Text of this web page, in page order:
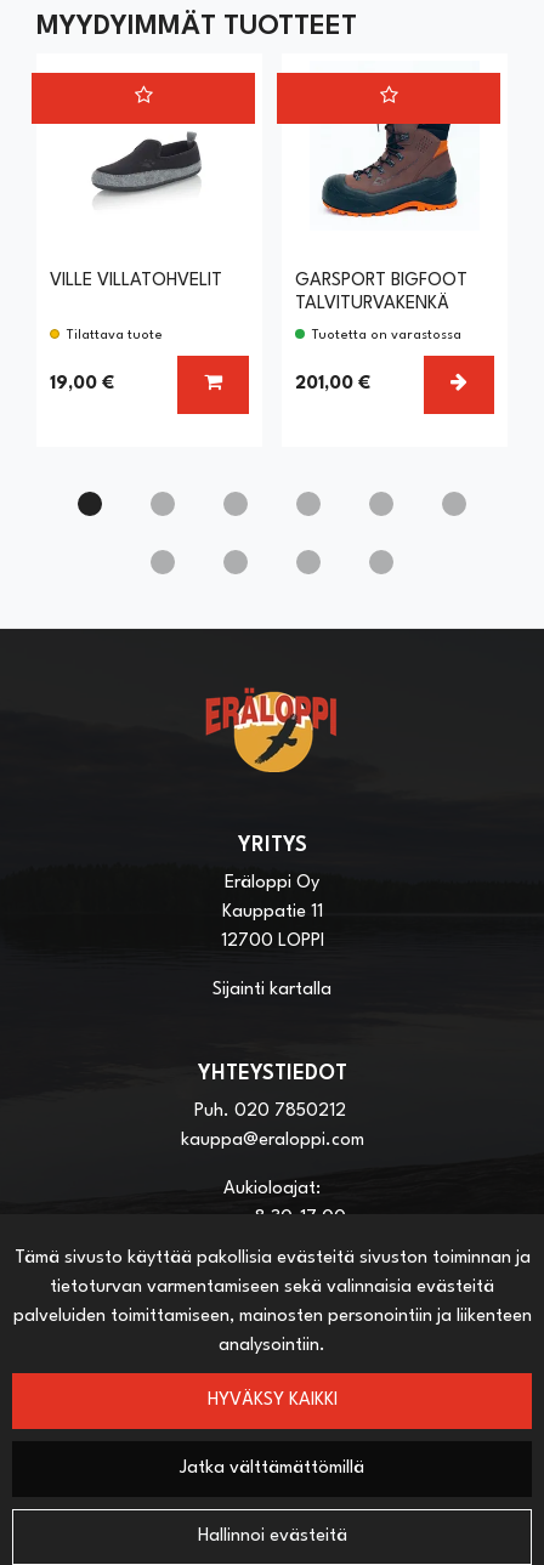
Tämä sivusto käyttää pakollisia evästeitä sivuston toiminnan ja
tietoturvan varmentamiseen sekä valinnaisia evästeitä
palveluiden toimittamiseen, mainosten personointiin ja liikenteen
analysointiin.
HYVÄKSY KAIKKI
Jatka välttämättömillä
Hallinnoi evästeitä
MYYDYIMMÄT TUOTTEET
VILLE VILLATOHVELIT
Tilattava tuote
19,00 € LISÄÄ KORIIN
GARSPORT BIGFOOT
TALVITURVAKENKÄ
Tuotetta on varastossa
201,00 €
YRITYS
Eräloppi Oy
Kauppatie 11
12700 LOPPI
Sijainti kartalla
YHTEYSTIEDOT
Puh. 020 7850212
kauppa@eraloppi.com
Aukioloajat:
ma-pe 8:30-17:00
la 8:30-13:00
HYÖDYLLISIÄ LINKKEJÄ
Näin teet ostoksia verkkokaupassa
Sopimusehdot
Toimitustavat
Maksutavat
SEURAA SOSIAALISESSA MEDIASSA